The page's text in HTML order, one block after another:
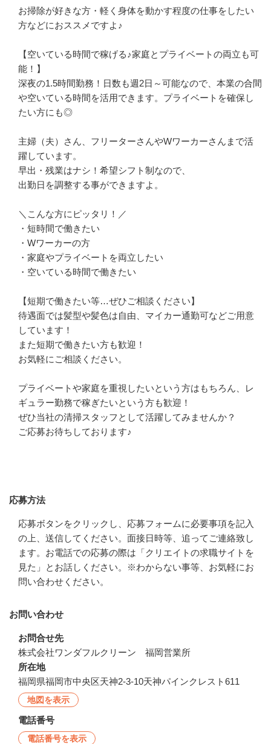
お掃除が好きな方・軽く身体を動かす程度の仕事をしたい
方などにおススメですよ♪
【空いている時間で稼げる♪家庭とプライベートの両立も可
能！】
深夜の1.5時間勤務！日数も週2日～可能なので、本業の合間
や空いている時間を活用できます。プライベートを確保し
たい方にも◎
主婦（夫）さん、フリーターさんやWワーカーさんまで活
躍しています。
早出・残業はナシ！希望シフト制なので、
出勤日を調整する事ができますよ。
＼こんな方にピッタリ！／
・短時間で働きたい
・Wワーカーの方
・家庭やプライベートを両立したい
・空いている時間で働きたい
【短期で働きたい等…ぜひご相談ください】
待遇面では髪型や髪色は自由、マイカー通勤可などご用意
しています！
また短期で働きたい方も歓迎！
お気軽にご相談ください。
プライベートや家庭を重視したいという方はもちろん、レ
ギュラー勤務で稼ぎたいという方も歓迎！
ぜひ当社の清掃スタッフとして活躍してみませんか？
ご応募お待ちしております♪
応募方法
応募ボタンをクリックし、応募フォームに必要事項を記入
の上、送信してください。面接日時等、追ってご連絡致し
ます。お電話での応募の際は「クリエイトの求職サイトを
見た」とお話しください。※わからない事等、お気軽にお
問い合わせください。
お問い合わせ
お問合せ先
株式会社ワンダフルクリーン　福岡営業所
所在地
福岡県福岡市中央区天神2-3-10天神パインクレスト611
地図を表示
電話番号
電話番号を表示